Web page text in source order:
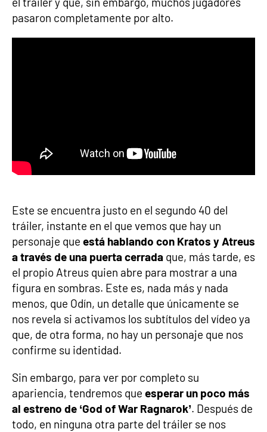
pasaron completamente por alto.
Este se encuentra justo en el segundo 40 del
tráiler, instante en el que vemos que hay un
personaje que está hablando con Kratos y Atreus
a través de una puerta cerrada que, más tarde, es
el propio Atreus quien abre para mostrar a una
figura en sombras. Este es, nada más y nada
menos, que Odín, un detalle que únicamente se
nos revela si activamos los subtítulos del vídeo ya
que, de otra forma, no hay un personaje que nos
confirme su identidad.
Sin embargo, para ver por completo su
apariencia, tendremos que esperar un poco más
al estreno de ‘God of War Ragnarok’. Después de
todo, en ninguna otra parte del tráiler se nos